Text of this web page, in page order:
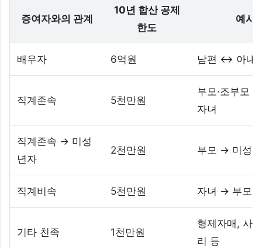
증여자와의 관계
10년 합산 공제
한도
예시
배우자 6억원 남편 ↔ 아내
직계존속 5천만원
부모·조부모
자녀
직계존속 → 미성
년자
2천만원 부모 → 미성
직계비속 5천만원 자녀 → 부모
기타 친족 1천만원
형제자매, 사
리 등